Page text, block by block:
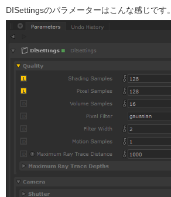
DISettingsのパラメーターはこんな感じです。